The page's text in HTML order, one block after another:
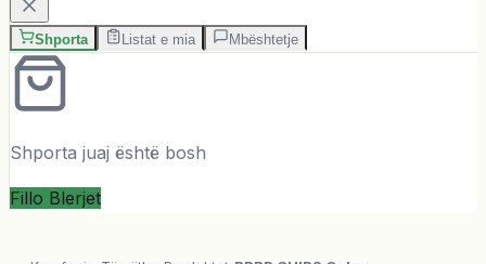
Shporta Listat e mia Mbështetje
Shporta juaj është bosh
Fillo Blerjet